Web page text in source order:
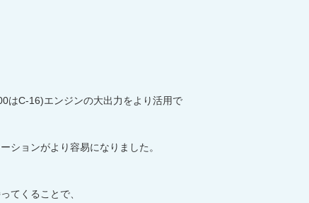
はC-16)エンジンの大出力をより活用で
ションがより容易になりました。
てくることで、